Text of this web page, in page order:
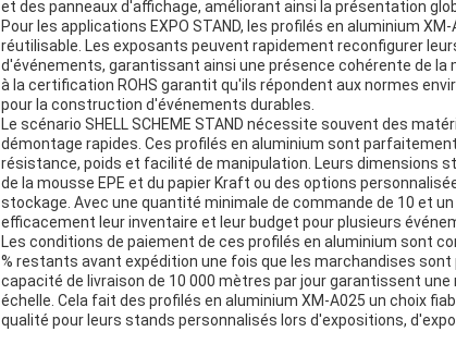
et des panneaux d'affichage, améliorant ainsi la présentation
Pour les applications EXPO STAND, les profilés en aluminium
réutilisable. Les exposants peuvent rapidement reconfigurer
d'événements, garantissant ainsi une présence cohérente de
à la certification ROHS garantit qu'ils répondent aux normes
pour la construction d'événements durables.
Le scénario SHELL SCHEME STAND nécessite souvent des
démontage rapides. Ces profilés en aluminium sont
résistance, poids et facilité de manipulation. Leurs dimensions
de la mousse EPE et du papier Kraft ou des options
stockage. Avec une quantité minimale de commande de 10 et
efficacement leur inventaire et leur budget pour plusieurs
Les conditions de paiement de ces profilés en aluminium sont
% restants avant expédition une fois que les marchandises
capacité de livraison de 10 000 mètres par jour garantissent
échelle. Cela fait des profilés en aluminium XM-A025 un choix
qualité pour leurs stands personnalisés lors d'expositions,